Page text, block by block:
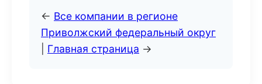
← Все компании в регионе
Приволжский федеральный округ
Главная страница →